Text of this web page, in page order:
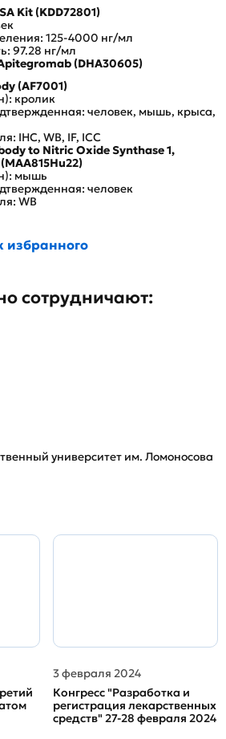
Kit (KDD72801)
125-4000 нг/мл
97.28 нг/мл
(DHA30605)
(AF7001)
кролик
человек, мышь, крыса,
IHC, WB, IF, ICC
to Nitric Oxide Synthase 1,
мышь
человек
WB
избранного
сотрудничают:
университет им. Ломоносова
3 февраля 2024
Конгресс "Разработка и
регистрация лекарственных
средств" 27-28 февраля 2024